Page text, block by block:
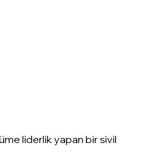
liderlik yapan bir sivil